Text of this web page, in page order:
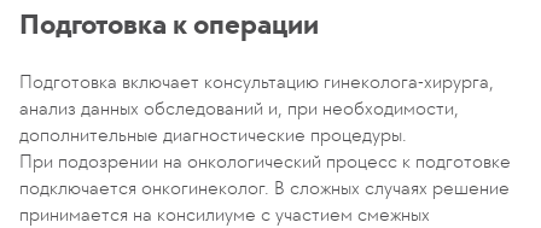
Подготовка к операции
Подготовка включает консультацию гинеколога-хирурга,
анализ данных обследований и, при необходимости,
дополнительные диагностические процедуры.
При подозрении на онкологический процесс к подготовке
подключается онкогинеколог. В сложных случаях решение
принимается на консилиуме с участием смежных